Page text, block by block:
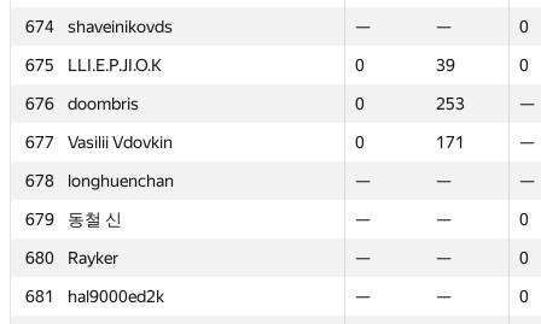
674
shaveinikovds — —
0
675
LLI.E.P.JI.O.K 0 39
0
676
doombris 0 253
—
677
Vasilii Vdovkin 0 171
—
678
longhuenchan — —
—
679
동철 신 — —
0
680
Rayker — —
0
681
hal9000ed2k — —
0
674
shaveinikovds — —
0
675
LLI.E.P.JI.O.K 0 39
0
676
doombris 0 253
—
677
Vasilii Vdovkin 0 171
—
678
longhuenchan — —
—
679
동철 신 — —
0
680
Rayker — —
0
681
hal9000ed2k — —
0